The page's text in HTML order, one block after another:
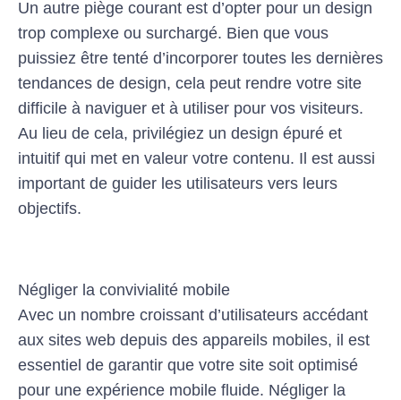
Un autre piège courant est d’opter pour un design
trop complexe ou surchargé. Bien que vous
puissiez être tenté d’incorporer toutes les dernières
tendances de design, cela peut rendre votre site
difficile à naviguer et à utiliser pour vos visiteurs.
Au lieu de cela, privilégiez un design épuré et
intuitif qui met en valeur votre contenu. Il est aussi
important de guider les utilisateurs vers leurs
objectifs.
Négliger la convivialité mobile
Avec un nombre croissant d’utilisateurs accédant
aux sites web depuis des appareils mobiles, il est
essentiel de garantir que votre site soit optimisé
pour une expérience mobile fluide. Négliger la